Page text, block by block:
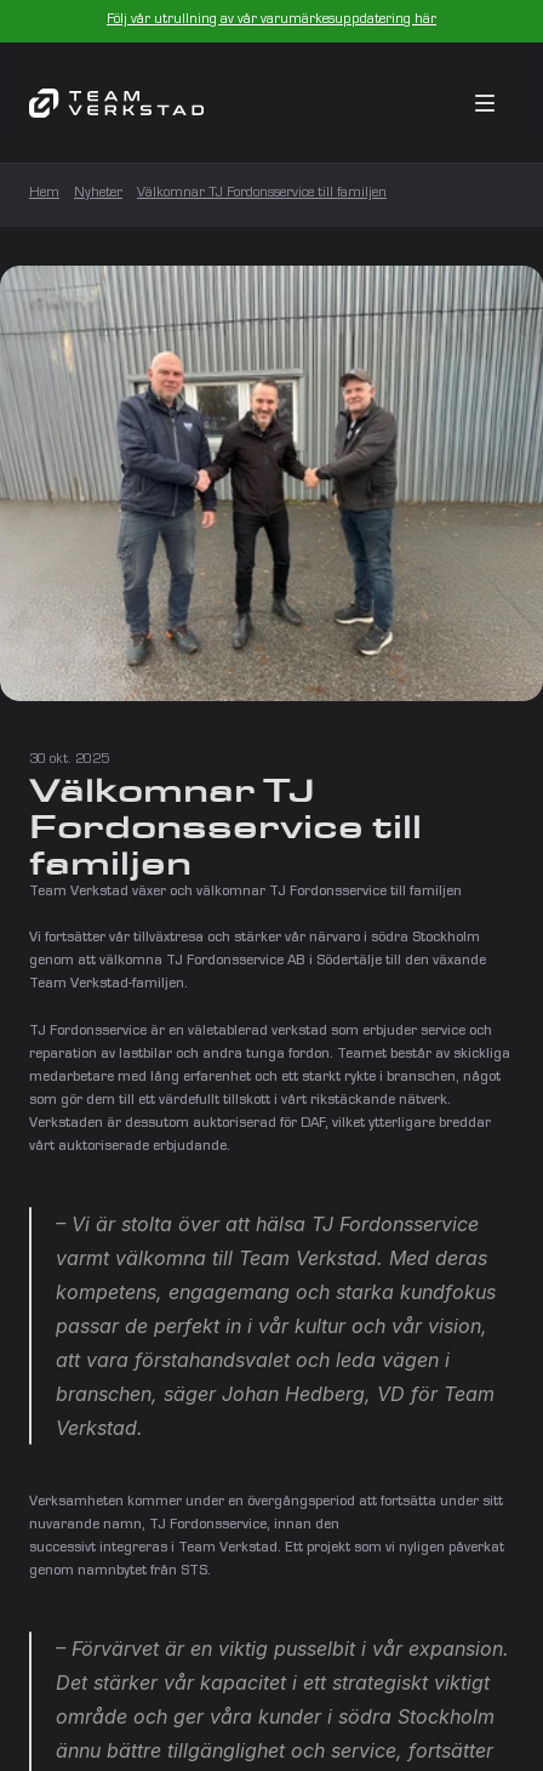
Följ vår utrullning av vår varumärkesuppdatering här
Hem Nyheter Välkomnar TJ Fordonsservice till familjen
30 okt. 2025
Välkomnar TJ
Fordonsservice till
familjen
Team Verkstad växer och välkomnar TJ Fordonsservice till familjen
Vi fortsätter vår tillväxtresa och stärker vår närvaro i södra Stockholm
genom att välkomna TJ Fordonsservice AB i Södertälje till den växande
Team Verkstad-familjen.
TJ Fordonsservice är en väletablerad verkstad som erbjuder service och
reparation av lastbilar och andra tunga fordon. Teamet består av skickliga
medarbetare med lång erfarenhet och ett starkt rykte i branschen, något
som gör dem till ett värdefullt tillskott i vårt rikstäckande nätverk.
Verkstaden är dessutom auktoriserad för DAF, vilket ytterligare breddar
vårt auktoriserade erbjudande.
– Vi är stolta över att hälsa TJ Fordonsservice
varmt välkomna till Team Verkstad. Med deras
kompetens, engagemang och starka kundfokus
passar de perfekt in i vår kultur och vår vision,
att vara förstahandsvalet och leda vägen i
branschen, säger Johan Hedberg, VD för Team
Verkstad.
Verksamheten kommer under en övergångsperiod att fortsätta under sitt
nuvarande namn, TJ Fordonsservice, innan den
successivt integreras i Team Verkstad. Ett projekt som vi nyligen påverkat
genom namnbytet från STS.
– Förvärvet är en viktig pusselbit i vår expansion.
Det stärker vår kapacitet i ett strategiskt viktigt
område och ger våra kunder i södra Stockholm
ännu bättre tillgänglighet och service, fortsätter